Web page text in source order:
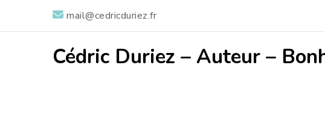
mail@cedricduriez.fr
Cédric Duriez – Auteur –